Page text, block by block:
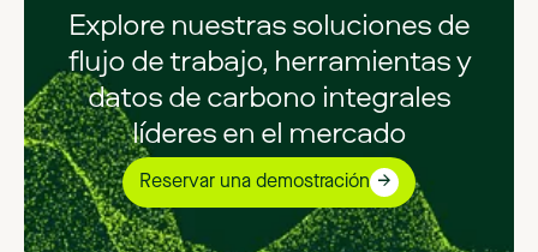
Explore nuestras soluciones de
flujo de trabajo, herramientas y
datos de carbono integrales
líderes en el mercado
Reservar una demostración